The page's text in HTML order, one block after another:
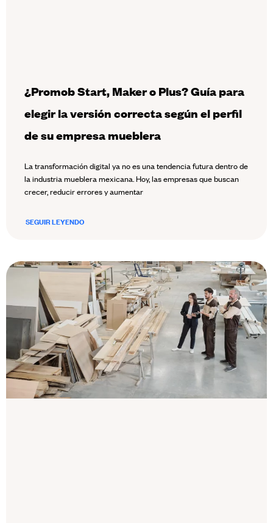
¿Promob Start, Maker o Plus? Guía para
elegir la versión correcta según el perfil
de su empresa mueblera
La transformación digital ya no es una tendencia futura dentro de
la industria mueblera mexicana. Hoy, las empresas que buscan
crecer, reducir errores y aumentar
SEGUIR LEYENDO